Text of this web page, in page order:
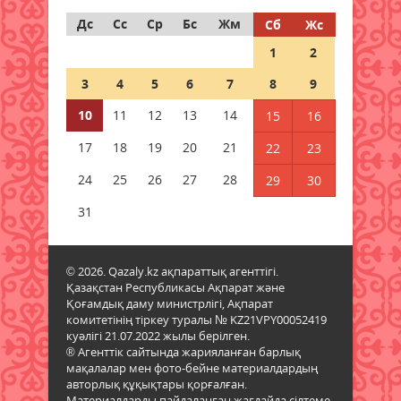
Еліміздің бірнеше қаласында ауа
09 тамыз 2026 ж.
Тағы бір ел туристер үшін
электронды визаны іске қосады
Қазақстандықтар өкпе обырына
және қайда өтуге болады?
09 тамыз 2026 ж.
Самокаттың қаупі неде?
Ғалымдар зерттеу нәтижесін
жариялады
09 тамыз 2026 ж. 91
Дс
Сс Ср Бс Жм Сб
Жс
1
2
3
4 5 6 7 8
9
10
11 12 13 14 15
16
17
18 19 20 21 22
23
24
25 26 27 28 29
30
31
© 2026. Qazaly.kz ақпараттық агенттігі.
Қазақстан Республикасы Ақпарат және
Қоғамдық даму министрлігі, Ақпарат
комитетінің тіркеу туралы № KZ21VPY00052419
куәлігі 21.07.2022 жылы берілген.
® Агенттік сайтында жарияланған барлық
мақалалар мен фото-бейне материалдардың
авторлық құқықтары қорғалған.